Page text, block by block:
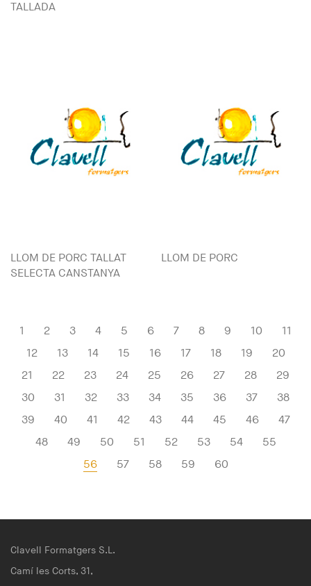
TALLADA
LLOM DE PORC TALLAT
SELECTA CANSTANYA
LLOM DE PORC
1 2 3 4 5 6 7 8 9 10
11
12
13 14 15 16 17 18 19
20
21
22 23 24 25 26 27 28
29
30
31 32 33 34 35 36 37
38
39
40 41 42 43 44 45 46
47
48
49 50 51 52 53 54
55
56
57 58 59 60
Clavell Formatgers S.L.
Camí les Corts, 31,